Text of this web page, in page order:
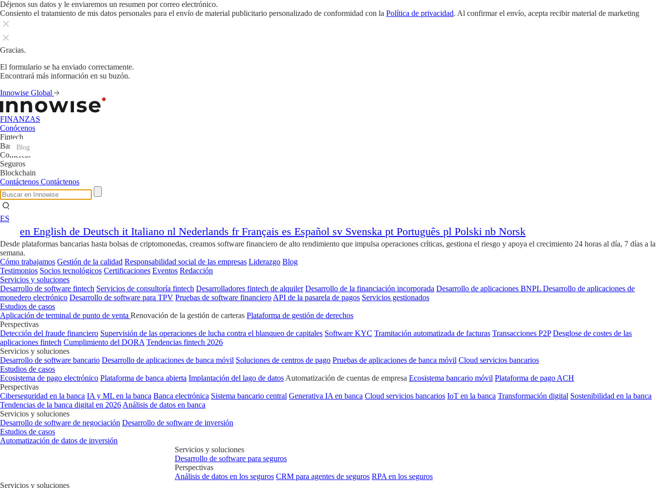
Déjenos sus datos y le enviaremos un resumen por correo electrónico.
Consiento el tratamiento de mis datos personales para el envío de material publicitario personalizado de conformidad con la Política de privacidad. Al confirmar el envío, acepta recibir material de marketing
Gracias.
El formulario se ha enviado correctamente.
Encontrará más información en su buzón.
Innowise Global
FINANZAS
Conócenos
Fintech
Banca
Comercio
Seguros
Blockchain
Contáctenos Contáctenos
ES
en English de Deutsch it Italiano nl Nederlands frFrançais es Español sv Svenska pt Português pl Polski nb Norsk
Desde plataformas bancarias hasta bolsas de criptomonedas, creamos software financiero de alto rendimiento que impulsa operaciones críticas, gestiona el riesgo y apoya el crecimiento 24 horas al día, 7 días a la
semana.
Cómo trabajamos Gestión de la calidad Responsabilidad social de las empresas Liderazgo Blog
Testimonios Socios tecnológicos Certificaciones Eventos Redacción
Servicios y soluciones
Desarrollo de software fintech Servicios de consultoría fintech Desarrolladores fintech de alquiler Desarrollo de la financiación incorporada Desarrollo de aplicaciones BNPL Desarrollo de aplicaciones de
monedero electrónico Desarrollo de software para TPV Pruebas de software financiero API de la pasarela de pagos Servicios gestionados
Estudios de casos
Aplicación de terminal de punto de venta Renovación de la gestión de carteras Plataforma de gestión de derechos
Perspectivas
Detección del fraude financiero Supervisión de las operaciones de lucha contra el blanqueo de capitales Software KYC Tramitación automatizada de facturas Transacciones P2P Desglose de costes de las
aplicaciones fintech Cumplimiento del DORA Tendencias fintech 2026
Servicios y soluciones
Desarrollo de software bancario Desarrollo de aplicaciones de banca móvil Soluciones de centros de pago Pruebas de aplicaciones de banca móvil Cloud servicios bancarios
Estudios de casos
Ecosistema de pago electrónico Plataforma de banca abierta Implantación del lago de datos Automatización de cuentas de empresa Ecosistema bancario móvil Plataforma de pago ACH
Perspectivas
Ciberseguridad en la banca IA y ML en la banca Banca electrónica Sistema bancario central Generativa IA en banca Cloud servicios bancarios IoT en la banca Transformación digital Sostenibilidad en la banca
Tendencias de la banca digital en 2026 Análisis de datos en banca
Servicios y soluciones
Desarrollo de software de negociación Desarrollo de software de inversión
Estudios de casos
Automatización de datos de inversión
Servicios y soluciones
Desarrollo de software para seguros
Perspectivas
Análisis de datos en los seguros CRM para agentes de seguros RPA en los seguros
Servicios y soluciones
Blog
Blog
Blog
Blog
Blog
Blog
Blog
Blog
Blog
Blog
Blog
Blog